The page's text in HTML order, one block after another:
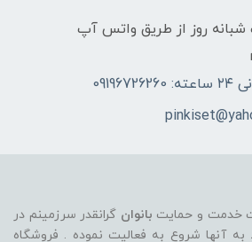
، ۲۴ ساعت شبانه‌ روز از طریق واتس آپ
خدمت و حمایت بانوان گرانقدر سرزمینم در
آنها شروع به فعالیت نموده . فروشگاه